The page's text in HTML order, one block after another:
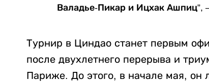
Валадье-Пикар и Ицхак Ашпиц”,
Турнир в Циндао станет первым
после двухлетнего перерыва и
Париже. До этого, в начале мая, он